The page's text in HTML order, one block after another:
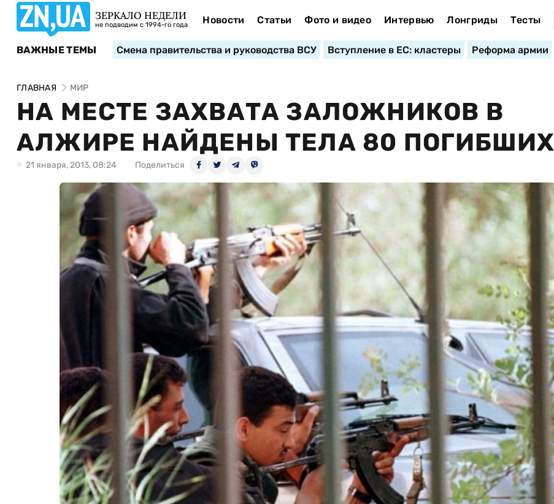
ЗЕРКАЛО НЕДЕЛИ
не подводим с 1994-го года Новости Статьи Фото и видео Интервью Лонгриды Тесты
ВАЖНЫЕ ТЕМЫ Смена правительства и руководства ВСУ Вступление в ЕС: кластеры Реформа армии
ГЛАВНАЯ МИР
НА МЕСТЕ ЗАХВАТА ЗАЛОЖНИКОВ В
АЛЖИРЕ НАЙДЕНЫ ТЕЛА 80 ПОГИБШИХ
21 января, 2013, 08:24 Поделиться